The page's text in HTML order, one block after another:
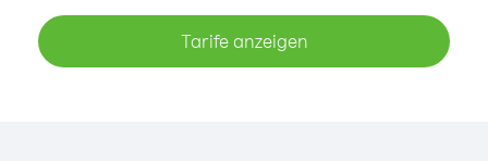
Tarife anzeigen